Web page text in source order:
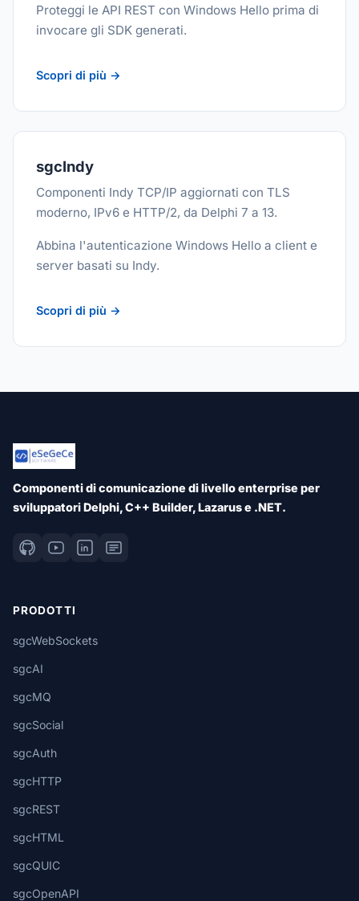
Proteggi le API REST con Windows Hello prima di
invocare gli SDK generati.
Scopri di più →
sgcIndy
Componenti Indy TCP/IP aggiornati con TLS
moderno, IPv6 e HTTP/2, da Delphi 7 a 13.
Abbina l'autenticazione Windows Hello a client e
server basati su Indy.
Scopri di più →
Componenti di comunicazione di livello enterprise per
sviluppatori Delphi, C++ Builder, Lazarus e .NET.
PRODOTTI
sgcWebSockets
sgcAI
sgcMQ
sgcSocial
sgcAuth
sgcHTTP
sgcREST
sgcHTML
sgcQUIC
sgcOpenAPI